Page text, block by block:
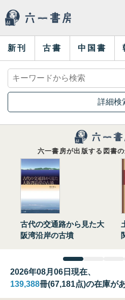
新刊 古書 中国書
詳細検
六一書房が出版する図書
古代の交通路から見た大
阪湾沿岸の古墳
2026年08月06日現在、
139,388冊(67,181点)の在庫が